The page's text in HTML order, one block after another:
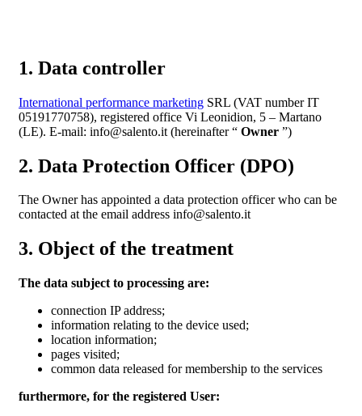
1. Data controller
International performance marketing SRL (VAT number IT
05191770758), registered office Vi Leonidion, 5 – Martano
(LE). E-mail: info@salento.it (hereinafter “ Owner ”)
2. Data Protection Officer (DPO)
The Owner has appointed a data protection officer who can be
contacted at the email address info@salento.it
3. Object of the treatment
The data subject to processing are:
connection IP address;
information relating to the device used;
location information;
pages visited;
common data released for membership to the services
furthermore, for the registered User: